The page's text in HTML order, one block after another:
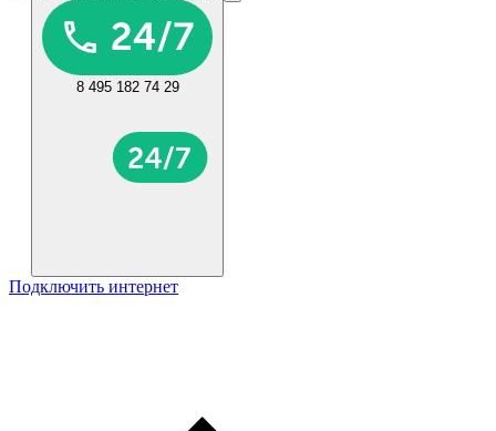
8 495 182 74 29
Подключить интернет